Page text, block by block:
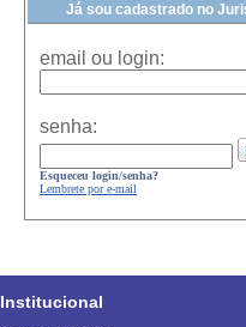
Já sou cadastrado no
email ou login:
senha:
Esqueceu login/senha?
Lembrete por e-mail
Institucional